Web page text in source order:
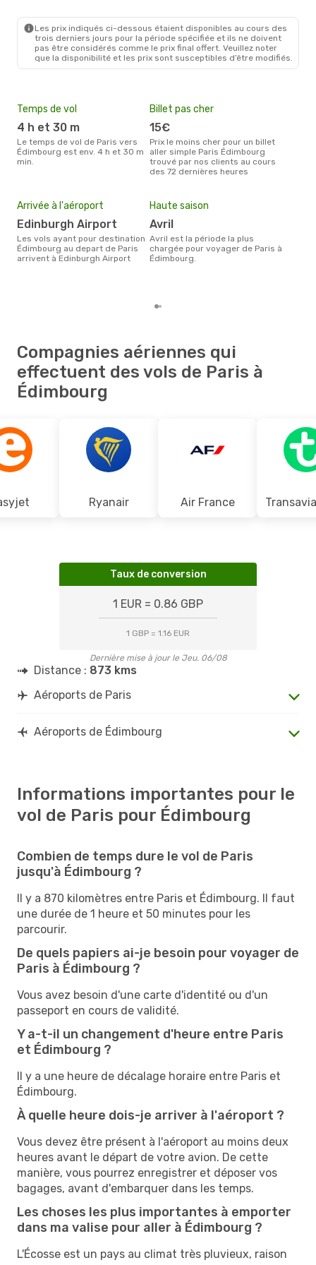
Les prix indiqués ci-dessous étaient disponibles au cours des
trois derniers jours pour la période spécifiée et ils ne doivent
pas être considérés comme le prix final offert. Veuillez noter
que la disponibilité et les prix sont susceptibles d’être modifiés.
Temps de vol
4 h et 30 m
Le temps de vol de Paris vers
Édimbourg est env. 4 h et 30 m
min.
Billet pas cher
15€
Prix le moins cher pour un billet
aller simple Paris Édimbourg
trouvé par nos clients au cours
des 72 dernières heures
Arrivée à l'aéroport
Edinburgh Airport
Les vols ayant pour destination
Édimbourg au depart de Paris
arrivent à Edinburgh Airport
Haute saison
avril
avril est la période la plus
chargée pour voyager de Paris à
Édimbourg.
Compagnies aériennes qui
effectuent des vols de Paris à
Édimbourg
Ryanair Air France
Taux de conversion
1 EUR = 0.86 GBP
1 GBP = 1.16 EUR
Dernière mise à jour le Jeu. 06/08
Distance : 873 kms
Aéroports de Paris
Aéroports de Édimbourg
Informations importantes pour le
vol de Paris pour Édimbourg
Combien de temps dure le vol de Paris
jusqu'à Édimbourg ?
Il y a 870 kilomètres entre Paris et Édimbourg. Il faut
une durée de 1 heure et 50 minutes pour les
parcourir.
De quels papiers ai-je besoin pour voyager de
Paris à Édimbourg ?
Vous avez besoin d'une carte d'identité ou d'un
passeport en cours de validité.
Y a-t-il un changement d'heure entre Paris
et Édimbourg ?
Il y a une heure de décalage horaire entre Paris et
Édimbourg.
À quelle heure dois-je arriver à l'aéroport ?
Vous devez être présent à l'aéroport au moins deux
heures avant le départ de votre avion. De cette
manière, vous pourrez enregistrer et déposer vos
bagages, avant d'embarquer dans les temps.
Les choses les plus importantes à emporter
dans ma valise pour aller à Édimbourg ?
L'Écosse est un pays au climat très pluvieux, raison